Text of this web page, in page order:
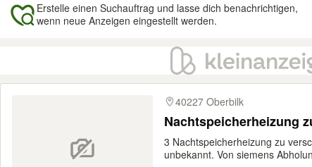
Erstelle einen Suchauftrag und lasse dich benachrichtigen,
wenn neue Anzeigen eingestellt werden.
Ergebnisse
40227 Oberbilk
Nachtspeicherheizung
3 Nachtspeicherheizung zu
unbekannt. Von siemens